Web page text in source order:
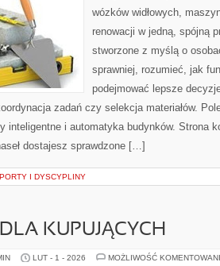
wózków widłowych,
renowacji w jedną, spójną
stworzone z myślą o
sprawniej, rozumieć, jak
podejmować lepsze
zadań czy selekcja materiałów.
inteligentne i automatyka budynków. Strona
dostajesz sprawdzone […]
I DYSCYPLINY
KUPUJĄCYCH
LUT - 1 - 2026 MOŻLIWOŚĆ